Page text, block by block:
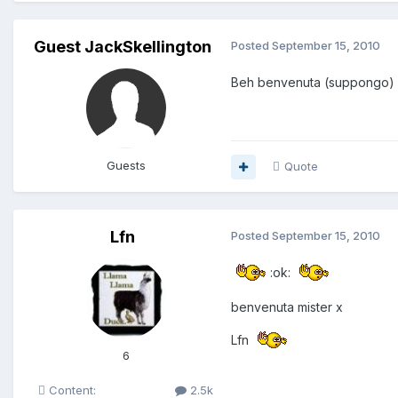
Guest JackSkellington
Guests
Posted September 15, 2010
Beh benvenuta
Quote
Lfn
6
Content: 2.5k
Posted September 15, 2010
:ok:
benvenuta mister x
Lfn